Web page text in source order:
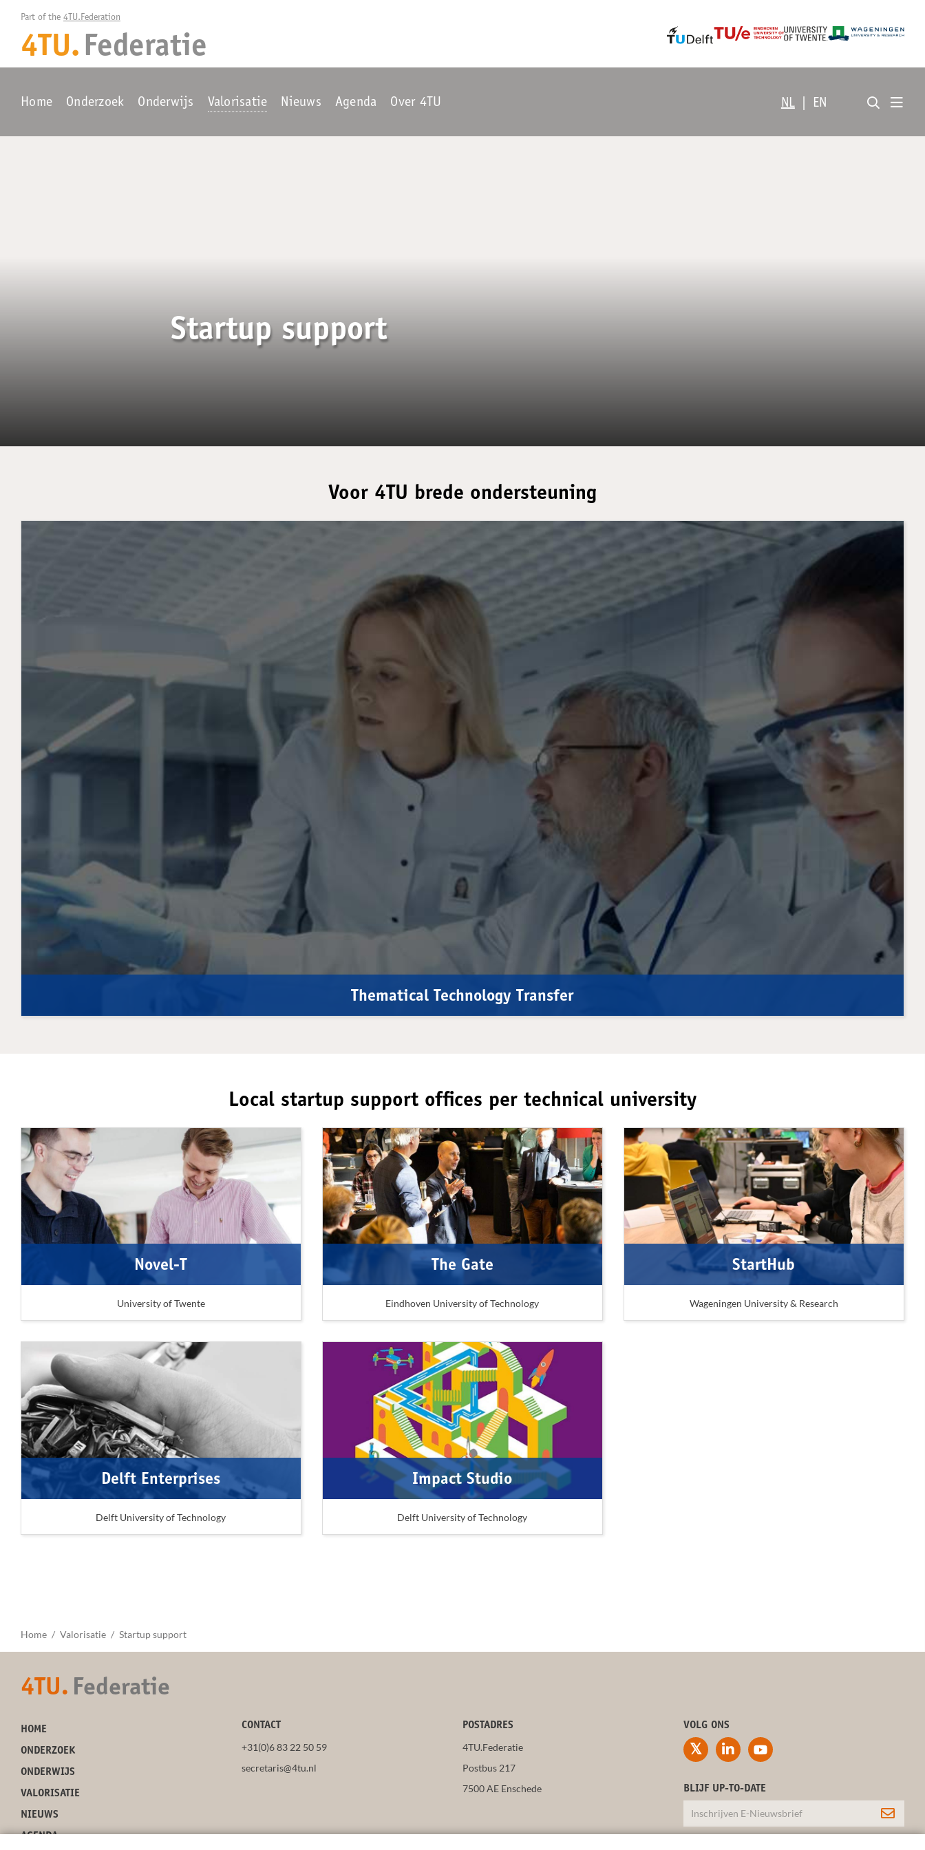
Part of the 4TU.Federation
4TU. Federatie
Home Onderzoek Onderwijs Valorisatie Nieuws Agenda Over 4TU NL EN
Startup support
Voor 4TU brede ondersteuning
Thematical Technology Transfer
Local startup support offices per technical university
Novel-T
University of Twente
The Gate
Eindhoven University of Technology
StartHub
Wageningen University & Research
Delft Enterprises
Delft University of Technology
Impact Studio
Delft University of Technology
Home Valorisatie Startup support
4TU. Federatie
HOME
ONDERZOEK
ONDERWIJS
VALORISATIE
NIEUWS
AGENDA
CONTACT
+31(0)6 83 22 50 59
secretaris@4tu.nl
POSTADRES
4TU.Federatie
Postbus 217
7500 AE Enschede
VOLG ONS
BLIJF UP-TO-DATE